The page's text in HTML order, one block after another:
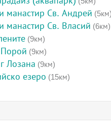
манастир Св. Андрей
манастир Св. Власий (6км)
(9км)
(9км)
Лозана (9км)
езеро (15км)